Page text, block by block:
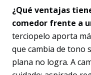
¿Qué ventajas
comedor frente a
terciopelo aporta
que cambia de tono
plana no logra. A